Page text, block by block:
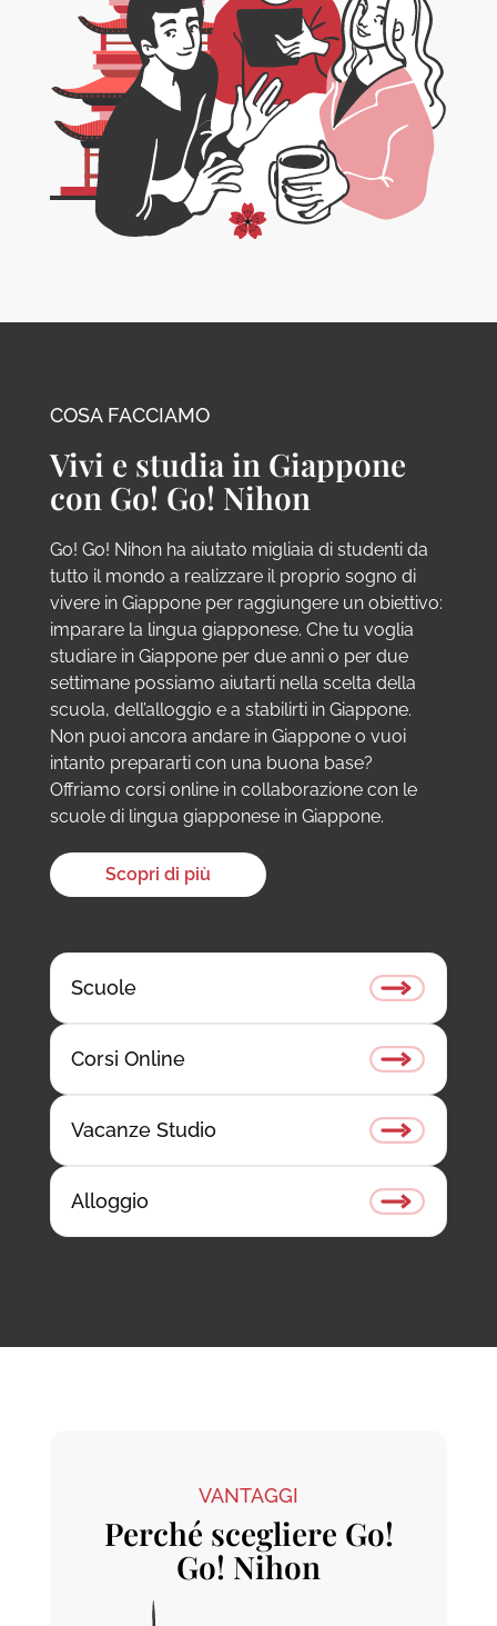
COSA FACCIAMO
Vivi e studia in Giappone
con Go! Go! Nihon
Go! Go! Nihon ha aiutato migliaia di studenti da
tutto il mondo a realizzare il proprio sogno di
vivere in Giappone per raggiungere un obiettivo:
imparare la lingua giapponese. Che tu voglia
studiare in Giappone per due anni o per due
settimane possiamo aiutarti nella scelta della
scuola, dell’alloggio e a stabilirti in Giappone.
Non puoi ancora andare in Giappone o vuoi
intanto prepararti con una buona base?
Offriamo corsi online in collaborazione con le
scuole di lingua giapponese in Giappone.
Scopri di più
Scuole
Corsi Online
Vacanze Studio
Alloggio
VANTAGGI
Perché scegliere Go!
Go! Nihon